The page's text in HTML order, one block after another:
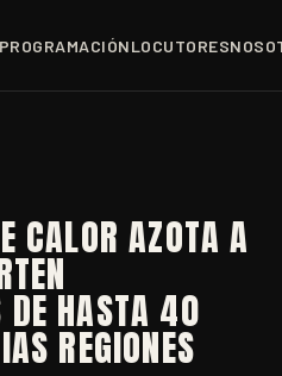
PROGRAMACIÓNLOCUTORES
CALOR AZOTA A
DE HASTA 40
REGIONES